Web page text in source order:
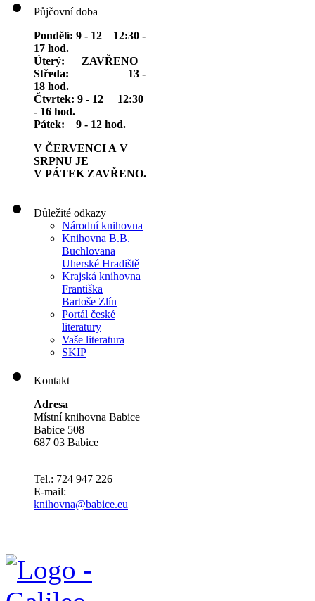
Půjčovní doba
Pondělí: 9 - 12 12:30 -
17 hod.
Úterý: ZAVŘENO
Středa: 13 -
18 hod.
Čtvrtek: 9 - 12 12:30
- 16 hod.
Pátek: 9 - 12 hod.
V ČERVENCI A V
SRPNU JE
V PÁTEK ZAVŘENO.
Důležité odkazy
Národní knihovna
Knihovna B.B.
Buchlovana
Uherské Hradiště
Krajská knihovna
Františka
Bartoše Zlín
Portál české
literatury
Vaše literatura
SKIP
Kontakt
Adresa
Místní knihovna Babice
Babice 508
687 03 Babice
Tel.: 724 947 226
E-mail:
knihovna@babice.eu